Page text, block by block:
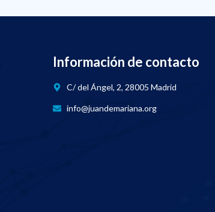
Información de contacto
C/ del Ángel, 2, 28005 Madrid
info@juandemariana.org